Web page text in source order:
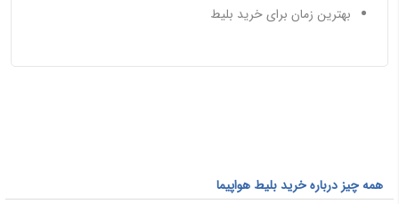
بهترین زمان برای خرید بلیط
همه چیز درباره خرید بلیط هواپیما